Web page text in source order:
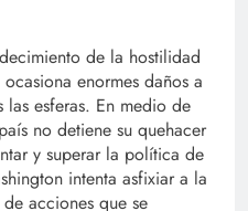
de la hostilidad
enormes daños a
esferas. En medio de
no detiene su quehacer
y superar la política de
intenta asfixiar a la
acciones que se